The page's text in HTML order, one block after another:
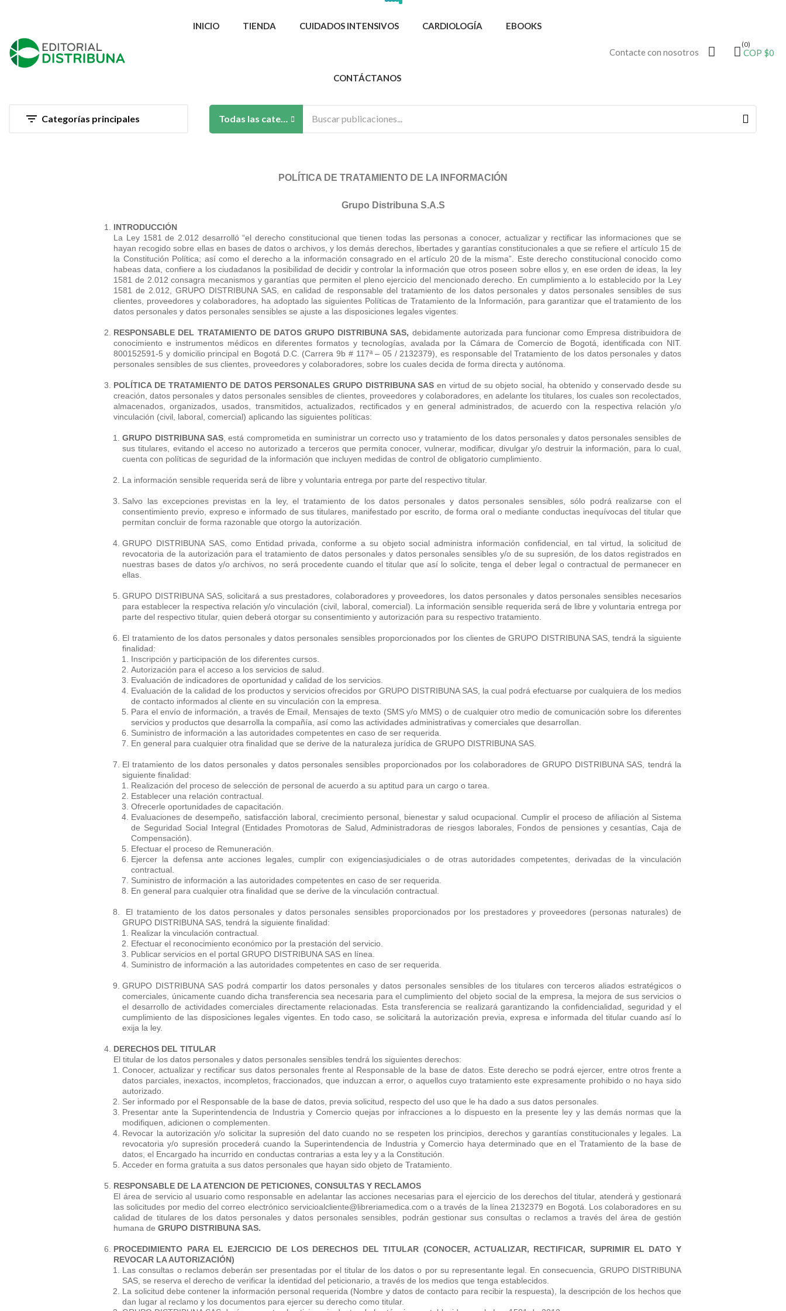
INICIO TIENDA CUIDADOS INTENSIVOS CARDIOLOGÍA EBOOKS
CONTÁCTANOS
Contacte con nosotros COP $0
(0)
 Categorías principales Todas las categorías
POLÍTICA DE TRATAMIENTO DE LA INFORMACIÓN
Grupo Distribuna S.A.S
INTRODUCCIÓN
La Ley 1581 de 2.012 desarrolló “el derecho constitucional que tienen todas las personas a conocer, actualizar y rectificar las informaciones que se
hayan recogido sobre ellas en bases de datos o archivos, y los demás derechos, libertades y garantías constitucionales a que se refiere el artículo 15 de
la Constitución Política; así como el derecho a la información consagrado en el artículo 20 de la misma”. Este derecho constitucional conocido como
habeas data, confiere a los ciudadanos la posibilidad de decidir y controlar la información que otros poseen sobre ellos y, en ese orden de ideas, la ley
1581 de 2.012 consagra mecanismos y garantías que permiten el pleno ejercicio del mencionado derecho. En cumplimiento a lo establecido por la Ley
1581 de 2.012, GRUPO DISTRIBUNA SAS, en calidad de responsable del tratamiento de los datos personales y datos personales sensibles de sus
clientes, proveedores y colaboradores, ha adoptado las siguientes Políticas de Tratamiento de la Información, para garantizar que el tratamiento de los
datos personales y datos personales sensibles se ajuste a las disposiciones legales vigentes.
RESPONSABLE DEL TRATAMIENTO DE DATOS GRUPO DISTRIBUNA SAS, debidamente autorizada para funcionar como Empresa distribuidora de
conocimiento e instrumentos médicos en diferentes formatos y tecnologías, avalada por la Cámara de Comercio de Bogotá, identificada con NIT.
800152591-5 y domicilio principal en Bogotá D.C. (Carrera 9b # 117ª – 05 / 2132379), es responsable del Tratamiento de los datos personales y datos
personales sensibles de sus clientes, proveedores y colaboradores, sobre los cuales decida de forma directa y autónoma.
POLÍTICA DE TRATAMIENTO DE DATOS PERSONALES GRUPO DISTRIBUNA SAS en virtud de su objeto social, ha obtenido y conservado desde su
creación, datos personales y datos personales sensibles de clientes, proveedores y colaboradores, en adelante los titulares, los cuales son recolectados,
almacenados, organizados, usados, transmitidos, actualizados, rectificados y en general administrados, de acuerdo con la respectiva relación y/o
vinculación (civil, laboral, comercial) aplicando las siguientes políticas:
GRUPO DISTRIBUNA SAS , está comprometida en suministrar un correcto uso y tratamiento de los datos personales y datos personales sensibles de
sus titulares, evitando el acceso no autorizado a terceros que permita conocer, vulnerar, modificar, divulgar y/o destruir la información, para lo cual,
cuenta con políticas de seguridad de la información que incluyen medidas de control de obligatorio cumplimiento.
La información sensible requerida será de libre y voluntaria entrega por parte del respectivo titular.
Salvo las excepciones previstas en la ley, el tratamiento de los datos personales y datos personales sensibles, sólo podrá realizarse con el
consentimiento previo, expreso e informado de sus titulares, manifestado por escrito, de forma oral o mediante conductas inequívocas del titular que
permitan concluir de forma razonable que otorgo la autorización.
GRUPO DISTRIBUNA SAS, como Entidad privada, conforme a su objeto social administra información confidencial, en tal virtud, la solicitud de
revocatoria de la autorización para el tratamiento de datos personales y datos personales sensibles y/o de su supresión, de los datos registrados en
nuestras bases de datos y/o archivos, no será procedente cuando el titular que así lo solicite, tenga el deber legal o contractual de permanecer en
ellas.
GRUPO DISTRIBUNA SAS, solicitará a sus prestadores, colaboradores y proveedores, los datos personales y datos personales sensibles necesarios
para establecer la respectiva relación y/o vinculación (civil, laboral, comercial). La información sensible requerida será de libre y voluntaria entrega por
parte del respectivo titular, quien deberá otorgar su consentimiento y autorización para su respectivo tratamiento.
El tratamiento de los datos personales y datos personales sensibles proporcionados por los clientes de GRUPO DISTRIBUNA SAS, tendrá la siguiente
finalidad:
Inscripción y participación de los diferentes cursos.
Autorización para el acceso a los servicios de salud.
Evaluación de indicadores de oportunidad y calidad de los servicios.
Evaluación de la calidad de los productos y servicios ofrecidos por GRUPO DISTRIBUNA SAS, la cual podrá efectuarse por cualquiera de los medios
de contacto informados al cliente en su vinculación con la empresa.
Para el envío de información, a través de Email, Mensajes de texto (SMS y/o MMS) o de cualquier otro medio de comunicación sobre los diferentes
servicios y productos que desarrolla la compañía, así como las actividades administrativas y comerciales que desarrollan.
Suministro de información a las autoridades competentes en caso de ser requerida.
En general para cualquier otra finalidad que se derive de la naturaleza jurídica de GRUPO DISTRIBUNA SAS.
El tratamiento de los datos personales y datos personales sensibles proporcionados por los colaboradores de GRUPO DISTRIBUNA SAS, tendrá la
siguiente finalidad:
Realización del proceso de selección de personal de acuerdo a su aptitud para un cargo o tarea.
Establecer una relación contractual.
Ofrecerle oportunidades de capacitación.
Evaluaciones de desempeño, satisfacción laboral, crecimiento personal, bienestar y salud ocupacional. Cumplir el proceso de afiliación al Sistema
de Seguridad Social Integral (Entidades Promotoras de Salud, Administradoras de riesgos laborales, Fondos de pensiones y cesantías, Caja de
Compensación).
Efectuar el proceso de Remuneración.
Ejercer la defensa ante acciones legales, cumplir con exigenciasjudiciales o de otras autoridades competentes, derivadas de la vinculación
contractual.
Suministro de información a las autoridades competentes en caso de ser requerida.
En general para cualquier otra finalidad que se derive de la vinculación contractual.
El tratamiento de los datos personales y datos personales sensibles proporcionados por los prestadores y proveedores (personas naturales) de
GRUPO DISTRIBUNA SAS, tendrá la siguiente finalidad:
Realizar la vinculación contractual.
Efectuar el reconocimiento económico por la prestación del servicio.
Publicar servicios en el portal GRUPO DISTRIBUNA SAS en línea.
Suministro de información a las autoridades competentes en caso de ser requerida.
GRUPO DISTRIBUNA SAS podrá compartir los datos personales y datos personales sensibles de los titulares con terceros aliados estratégicos o
comerciales, únicamente cuando dicha transferencia sea necesaria para el cumplimiento del objeto social de la empresa, la mejora de sus servicios o
el desarrollo de actividades comerciales directamente relacionadas. Esta transferencia se realizará garantizando la confidencialidad, seguridad y el
cumplimiento de las disposiciones legales vigentes. En todo caso, se solicitará la autorización previa, expresa e informada del titular cuando así lo
exija la ley.
DERECHOS DEL TITULAR
El titular de los datos personales y datos personales sensibles tendrá los siguientes derechos:
Conocer, actualizar y rectificar sus datos personales frente al Responsable de la base de datos. Este derecho se podrá ejercer, entre otros frente a
datos parciales, inexactos, incompletos, fraccionados, que induzcan a error, o aquellos cuyo tratamiento este expresamente prohibido o no haya sido
autorizado.
Ser informado por el Responsable de la base de datos, previa solicitud, respecto del uso que le ha dado a sus datos personales.
Presentar ante la Superintendencia de Industria y Comercio quejas por infracciones a lo dispuesto en la presente ley y las demás normas que la
modifiquen, adicionen o complementen.
Revocar la autorización y/o solicitar la supresión del dato cuando no se respeten los principios, derechos y garantías constitucionales y legales. La
revocatoria y/o supresión procederá cuando la Superintendencia de Industria y Comercio haya determinado que en el Tratamiento de la base de
datos, el Encargado ha incurrido en conductas contrarias a esta ley y a la Constitución.
Acceder en forma gratuita a sus datos personales que hayan sido objeto de Tratamiento.
RESPONSABLE DE LA ATENCION DE PETICIONES, CONSULTAS Y RECLAMOS
El área de servicio al usuario como responsable en adelantar las acciones necesarias para el ejercicio de los derechos del titular, atenderá y gestionará
las solicitudes por medio del correo electrónico servicioalcliente@libreriamedica.com o a través de la línea 2132379 en Bogotá. Los colaboradores en su
calidad de titulares de los datos personales y datos personales sensibles, podrán gestionar sus consultas o reclamos a través del área de gestión
humana deGRUPO DISTRIBUNA SAS.
PROCEDIMIENTO PARA EL EJERCICIO DE LOS DERECHOS DEL TITULAR (CONOCER, ACTUALIZAR, RECTIFICAR, SUPRIMIR EL DATO Y
REVOCAR LA AUTORIZACIÓN)
Las consultas o reclamos deberán ser presentadas por el titular de los datos o por su representante legal. En consecuencia, GRUPO DISTRIBUNA
SAS, se reserva el derecho de verificar la identidad del peticionario, a través de los medios que tenga establecidos.
La solicitud debe contener la información personal requerida (Nombre y datos de contacto para recibir la respuesta), la descripción de los hechos que
dan lugar al reclamo y los documentos para ejercer su derecho como titular.